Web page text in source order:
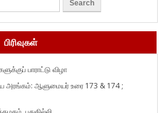
பிரிவுகள்
பாராட்டு விழா
அரங்கம்: ஆளுமையர் உரை 173 & 174 ;